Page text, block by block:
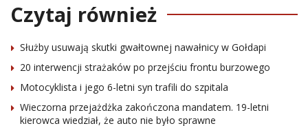
Czytaj również
Służby usuwają skutki gwałtownej nawałnicy w Gołdapi
20 interwencji strażaków po przejściu frontu burzowego
Motocyklista i jego 6-letni syn trafili do szpitala
Wieczorna przejażdżka zakończona mandatem. 19-letni
kierowca wiedział, że auto nie było sprawne